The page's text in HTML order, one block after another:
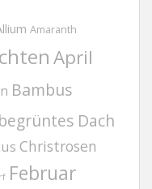
Amaranth
April
Bambus
begrüntes Dach
Christrosen
Februar